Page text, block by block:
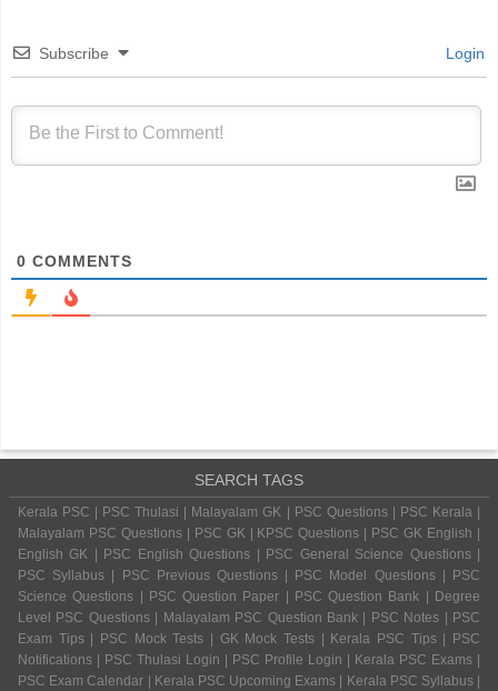
Subscribe Login
0 COMMENTS
SEARCH TAGS
Kerala PSC | PSC Thulasi | Malayalam GK | PSC Questions | PSC Kerala |
Malayalam PSC Questions | PSC GK | KPSC Questions | PSC GK English |
English GK | PSC English Questions | PSC General Science Questions |
PSC Syllabus | PSC Previous Questions | PSC Model Questions | PSC
Science Questions | PSC Question Paper | PSC Question Bank | Degree
Level PSC Questions | Malayalam PSC Question Bank | PSC Notes | PSC
Exam Tips | PSC Mock Tests | GK Mock Tests | Kerala PSC Tips | PSC
Notifications | PSC Thulasi Login | PSC Profile Login | Kerala PSC Exams |
PSC Exam Calendar | Kerala PSC Upcoming Exams | Kerala PSC Syllabus |